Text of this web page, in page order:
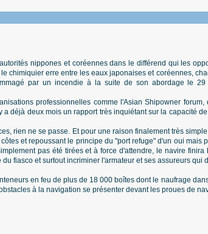
nippones et coréennes dans le différend qui les
chimiquier erre entre les eaux japonaises et coréennes,
par un incendie à la suite de son abordage le
professionnelles comme l'Asian Shipowner
déjà deux mois un rapport très inquiétant sur la capacité
rien ne se passe. Et pour une raison finalement très
et repoussant le principe du "port refuge" d'un oui mais
pas été tirées et à force d'attendre, le navire finira
fiasco et surtout incriminer l'armateur et ses assureurs qui
en feu de plus de 18 000 boîtes dont le naufrage
à la navigation se présenter devant les proues de